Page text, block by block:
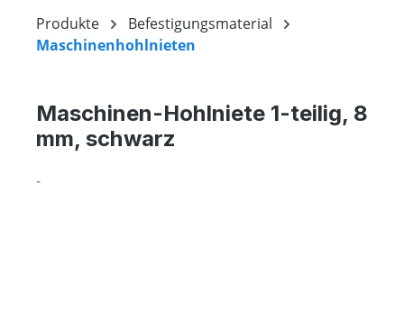
Produkte
Befestigungsmaterial
Maschinenhohlnieten
Maschinen-Hohlniete 1-teilig, 8
mm, schwarz
-